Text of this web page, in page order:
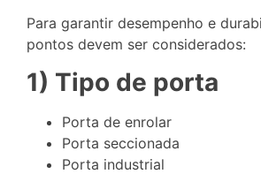
Para garantir desempenho e
pontos devem ser considerados:
1) Tipo de porta
Porta de enrolar
Porta seccionada
Porta industrial